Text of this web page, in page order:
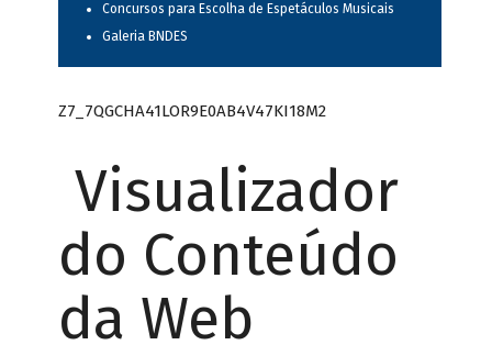
Concursos para Escolha de Espetáculos Musicais
Galeria BNDES
Z7_7QGCHA41LOR9E0AB4V47KI18M2
Visualizador
do Conteúdo
da Web